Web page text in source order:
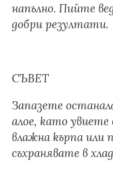
напълно. Пийте
добри резултати.
СЪВЕТ
Запазете
алое, като увиете
влажна кърпа или
съхранявате в